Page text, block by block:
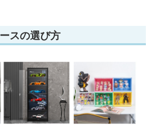
スの選び方